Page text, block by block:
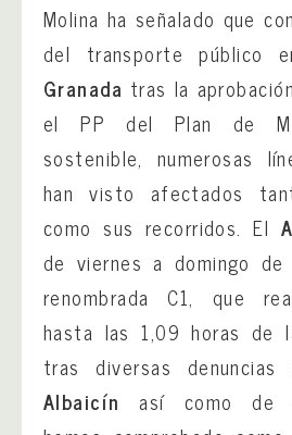
Molina ha señalado que
del transporte público
Granada tras la
el PP del Plan de
sostenible, numerosas
han visto afectados
como sus recorridos. El
de viernes a domingo
renombrada C1, que
hasta las 1,09 horas de
tras diversas
Albaicín así como de